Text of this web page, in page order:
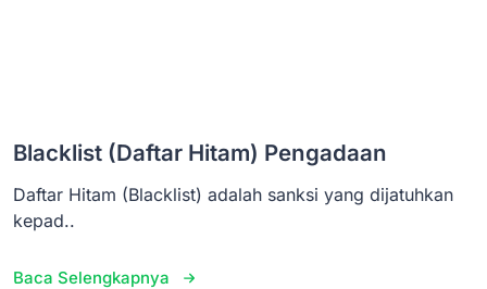
Blacklist (Daftar Hitam) Pengadaan
Daftar Hitam (Blacklist) adalah sanksi yang dijatuhkan
kepad..
Baca Selengkapnya